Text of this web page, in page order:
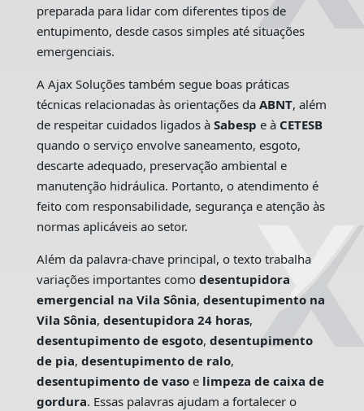
preparada para lidar com diferentes tipos de
entupimento, desde casos simples até situações
emergenciais.
A Ajax Soluções também segue boas práticas
técnicas relacionadas às orientações da ABNT, além
de respeitar cuidados ligados à Sabesp e à CETESB
quando o serviço envolve saneamento, esgoto,
descarte adequado, preservação ambiental e
manutenção hidráulica. Portanto, o atendimento é
feito com responsabilidade, segurança e atenção às
normas aplicáveis ao setor.
Além da palavra-chave principal, o texto trabalha
variações importantes como desentupidora
emergencial na Vila Sônia, desentupimento na
Vila Sônia, desentupidora 24 horas,
desentupimento de esgoto, desentupimento
de pia, desentupimento de ralo,
desentupimento de vasoe limpeza de caixa de
gordura. Essas palavras ajudam a fortalecer o